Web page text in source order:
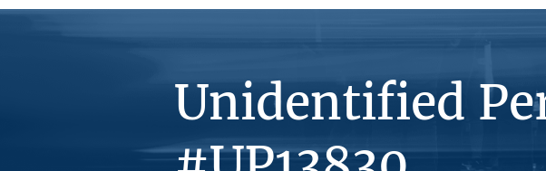
Unidentified